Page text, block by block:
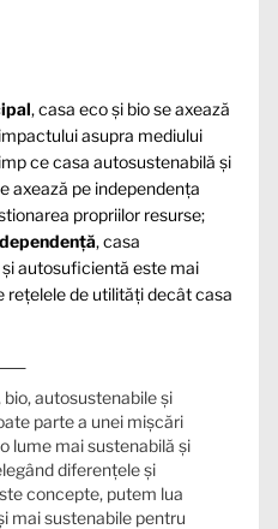
, casa eco și bio se axează
asupra mediului
ce casa autosustenabilă și
axează pe independența
propriilor resurse;
, casa
autosuficientă este mai
rețelele de utilități decât casa
bio, autosustenabile și
parte a unei mișcări
lume mai sustenabilă și
diferențele și
concepte, putem lua
mai sustenabile pentru